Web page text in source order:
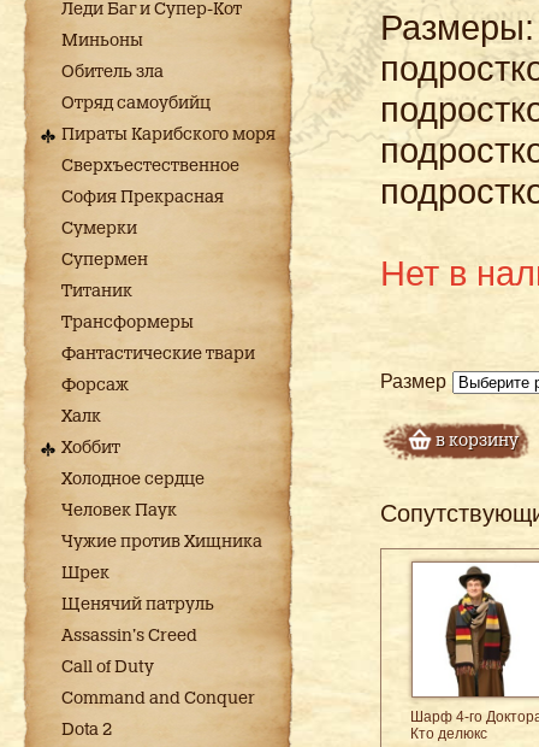
Леди Баг и Супер-Кот
Миньоны
Обитель зла
Отряд самоубийц
Пираты Карибского моря
Сверхъестественное
София Прекрасная
Сумерки
Супермен
Титаник
Трансформеры
Фантастические твари
Форсаж
Халк
Хоббит
Холодное сердце
Человек Паук
Чужие против Хищника
Шрек
Щенячий патруль
Assassin's Creed
Call of Duty
Command and Conquer
Dota 2
Размеры:
Нет в
Размер
в корзину
Шарф 4-го
Кто делюкс